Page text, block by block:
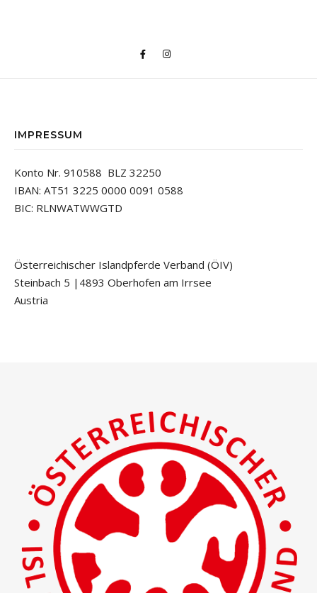
IMPRESSUM
Konto Nr. 910588 BLZ 32250
IBAN: AT51 3225 0000 0091 0588
BIC: RLNWATWWGTD
Österreichischer Islandpferde Verband (ÖIV)
Steinbach 5 |4893 Oberhofen am Irrsee
Austria